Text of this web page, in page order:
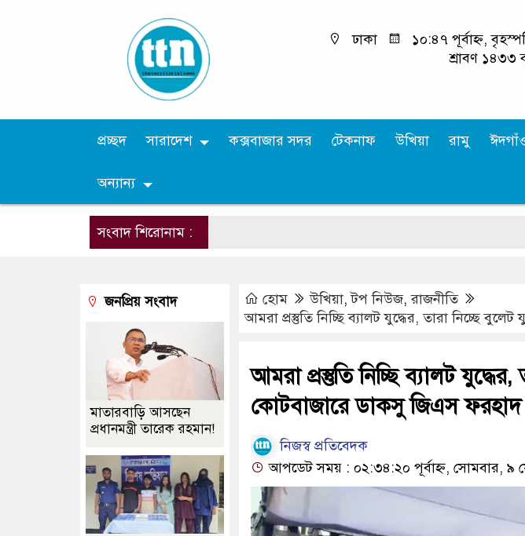
ঢাকা
১০:৪৭ পূর্বাহ্ন,
শ্রাবণ ১৪৩৩
প্রচ্ছদ সারাদেশ কক্সবাজার সদর টেকনাফ উখিয়া রামু
অন্যান্য
সংবাদ শিরোনাম :
হোম উখিয়া,টপ নিউজ,রাজনীতি
আমরা প্রস্তুতি নিচ্ছি ব্যালট যুদ্ধের, তারা নিচ্ছে
আমরা প্রস্তুতি নিচ্ছি ব্যালট
কোটবাজারে ডাকসু জিএস ফরহাদ
নিজস্ব প্রতিবেদক
আপডেট সময় : ০২:৩৪:২০ পূর্বাহ্ন, সোমবার, ৯
জনপ্রিয় সংবাদ
মাতারবাড়ি আসছেন
প্রধানমন্ত্রী তারেক রহমান!